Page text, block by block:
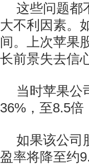
这些问题都
大不利因素。
间。上次苹果
长前景失去信
当时苹果公
36%，至8.5
如果该公司
盈率将降至约